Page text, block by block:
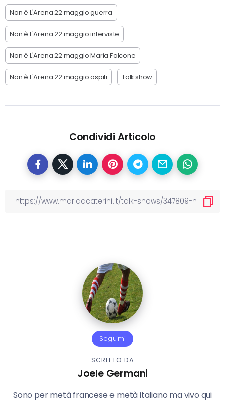
Non è L'Arena 22 maggio guerra
Non è L'Arena 22 maggio interviste
Non è L'Arena 22 maggio Maria Falcone
Non è L'Arena 22 maggio ospiti Talk show
Condividi Articolo
Seguimi
SCRITTO DA
Joele Germani
Sono per metà francese e metà italiano ma vivo qui